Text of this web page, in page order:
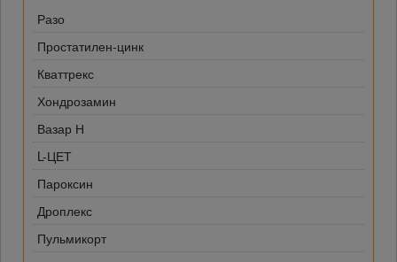
Разо
Простатилен-цинк
Кваттрекс
Хондрозамин
Вазар Н
L-ЦЕТ
Пароксин
Дроплекс
Пульмикорт